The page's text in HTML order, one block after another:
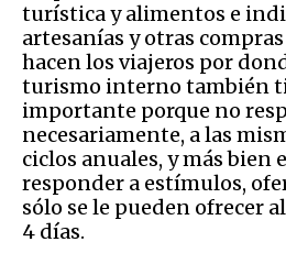
turística y alimentos e
artesanías y otras
hacen los viajeros por
turismo interno también
importante porque no
necesariamente, a las
ciclos anuales, y más bien
responder a estímulos,
sólo se le pueden ofrecer
4 días.